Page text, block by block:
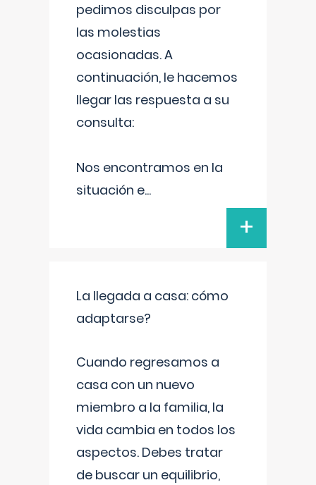
pedimos disculpas por
las molestias
ocasionadas. A
continuación, le hacemos
llegar las respuesta a su
consulta:
Nos encontramos en la
situación e...
+
La llegada a casa: cómo
adaptarse?
Cuando regresamos a
casa con un nuevo
miembro a la familia, la
vida cambia en todos los
aspectos. Debes tratar
de buscar un equilibrio,